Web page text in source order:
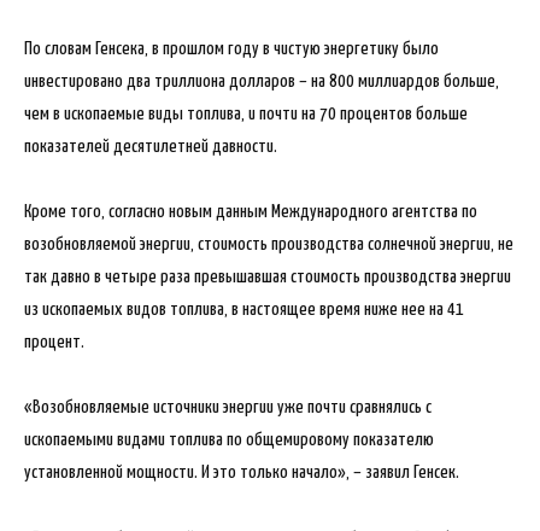
По словам Генсека, в прошлом году в чистую энергетику было
инвестировано два триллиона долларов – на 800 миллиардов больше,
чем в ископаемые виды топлива, и почти на 70 процентов больше
показателей десятилетней давности.
Кроме того, согласно новым данным Международного агентства по
возобновляемой энергии, стоимость производства солнечной энергии, не
так давно в четыре раза превышавшая стоимость производства энергии
из ископаемых видов топлива, в настоящее время ниже нее на 41
процент.
«Возобновляемые источники энергии уже почти сравнялись с
ископаемыми видами топлива по общемировому показателю
установленной мощности. И это только начало», – заявил Генсек.